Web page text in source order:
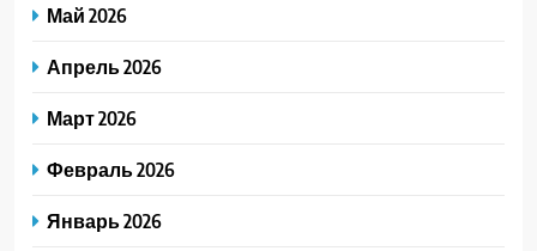
Май 2026
Апрель 2026
Март 2026
Февраль 2026
Январь 2026